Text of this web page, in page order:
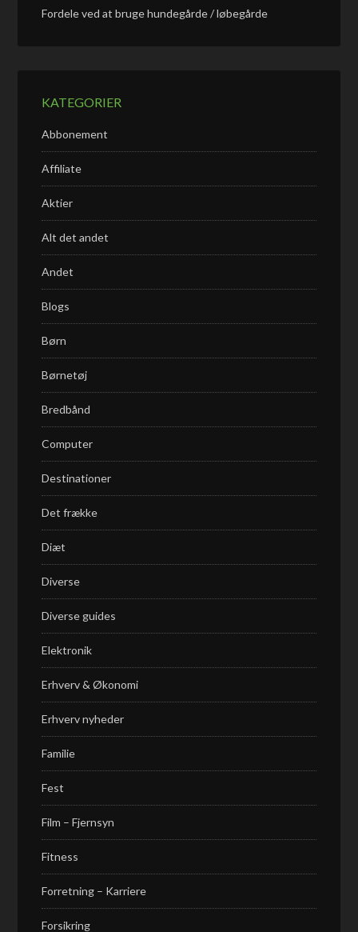
Fordele ved at bruge hundegårde / løbegårde
KATEGORIER
Abbonement
Affiliate
Aktier
Alt det andet
Andet
Blogs
Børn
Børnetøj
Bredbånd
Computer
Destinationer
Det frække
Diæt
Diverse
Diverse guides
Elektronik
Erhverv & Økonomi
Erhverv nyheder
Familie
Fest
Film – Fjernsyn
Fitness
Forretning – Karriere
Forsikring